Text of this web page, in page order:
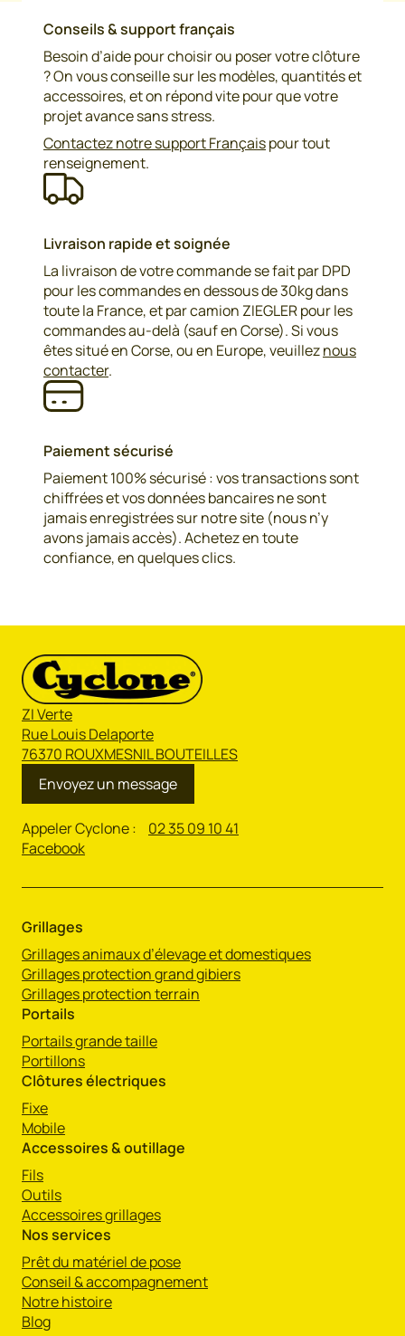
Conseils & support français
Besoin d’aide pour choisir ou poser votre clôture
? On vous conseille sur les modèles, quantités et
accessoires, et on répond vite pour que votre
projet avance sans stress.
Contactez notre support Françaispour tout
renseignement.
Livraison rapide et soignée
La livraison de votre commande se fait par DPD
pour les commandes en dessous de 30kg dans
toute la France, et par camion ZIEGLER pour les
commandes au-delà (sauf en Corse). Si vous
êtes situé en Corse, ou en Europe, veuilleznous
contacter.
Paiement sécurisé
Paiement 100% sécurisé : vos transactions sont
chiffrées et vos données bancaires ne sont
jamais enregistrées sur notre site (nous n’y
avons jamais accès). Achetez en toute
confiance, en quelques clics.
ZI Verte
Rue Louis Delaporte
76370 ROUXMESNIL BOUTEILLES
Envoyez un message
Appeler Cyclone : 02 35 09 10 41
Facebook
Grillages
Grillages animaux d’élevage et domestiques
Grillages protection grand gibiers
Grillages protection terrain
Portails
Portails grande taille
Portillons
Clôtures électriques
Fixe
Mobile
Accessoires & outillage
Fils
Outils
Accessoires grillages
Nos services
Prêt du matériel de pose
Conseil & accompagnement
Notre histoire
Blog